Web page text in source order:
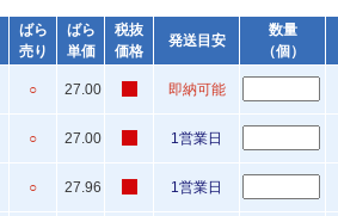
ばら
売り
ばら
単価
税抜
価格
発送目安
数量
（個）
○ 27.00 即納可能
○ 27.00 1営業日
○ 27.96 1営業日